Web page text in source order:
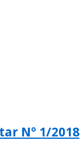
Nº 1/2018